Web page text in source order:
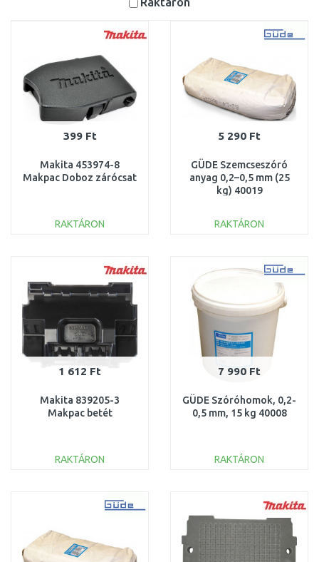
399 Ft
Makita 453974-8
Makpac Doboz zárócsat
RAKTÁRON
Összehasonlítás
5 290 Ft
GÜDE Szemcseszóró
anyag 0,2–0,5 mm (25
kg) 40019
RAKTÁRON
Összehasonlítás
1 612 Ft
Makita 839205-3
Makpac betét
RAKTÁRON
Összehasonlítás
7 990 Ft
GÜDE Szóróhomok, 0,2-
0,5 mm, 15 kg 40008
RAKTÁRON
Összehasonlítás